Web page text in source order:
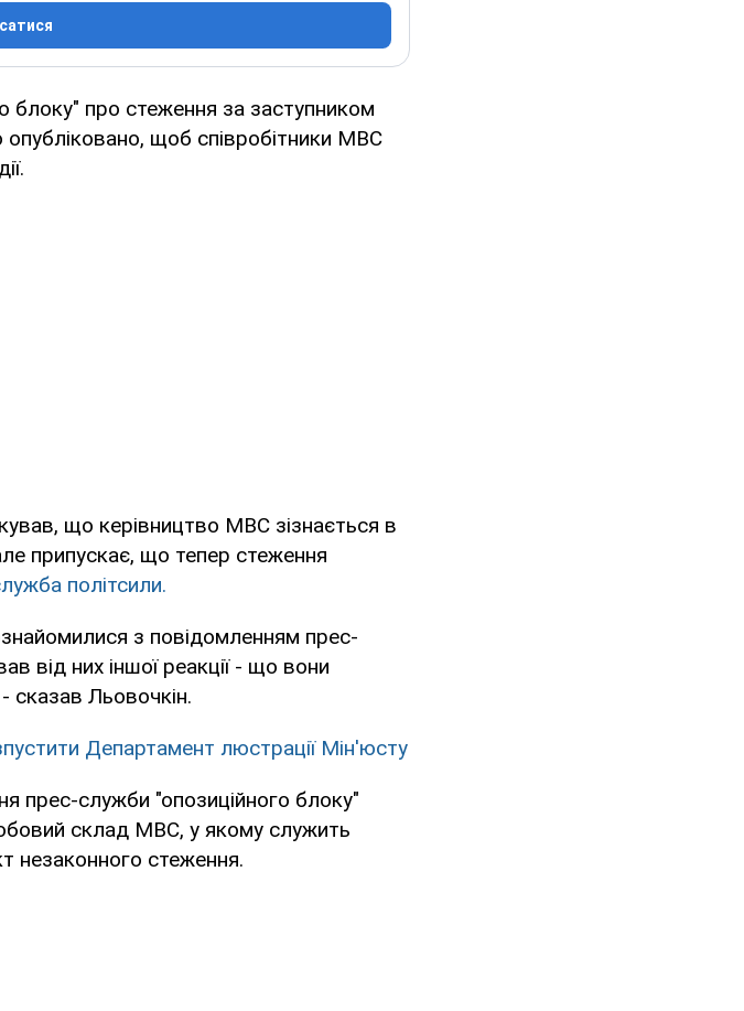
блоку" про стеження за заступником
опубліковано, щоб співробітники МВС
що керівництво МВС зізнається в
припускає, що тепер стеження
політсили.
з повідомленням прес-
від них іншої реакції - що вони
сказав Льовочкін.
Департамент люстрації Мін'юсту
прес-служби "опозиційного блоку"
склад МВС, у якому служить
незаконного стеження.